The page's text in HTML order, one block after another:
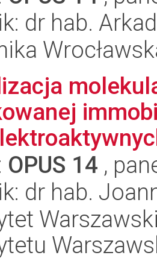
dr hab.
OPUS 14 ,
dr hab.